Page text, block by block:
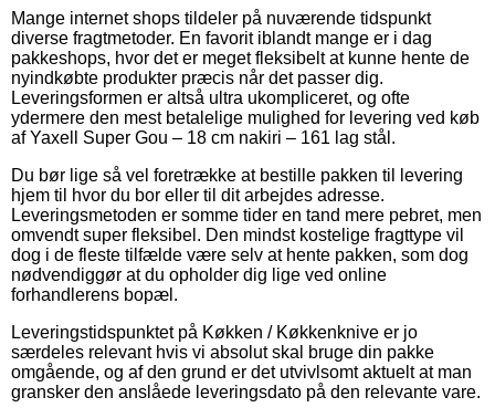
Mange internet shops tildeler på nuværende tidspunkt
diverse fragtmetoder. En favorit iblandt mange er i dag
pakkeshops, hvor det er meget fleksibelt at kunne hente de
nyindkøbte produkter præcis når det passer dig.
Leveringsformen er altså ultra ukompliceret, og ofte
ydermere den mest betalelige mulighed for levering ved køb
af Yaxell Super Gou – 18 cm nakiri – 161 lag stål.
Du bør lige så vel foretrække at bestille pakken til levering
hjem til hvor du bor eller til dit arbejdes adresse.
Leveringsmetoden er somme tider en tand mere pebret, men
omvendt super fleksibel. Den mindst kostelige fragttype vil
dog i de fleste tilfælde være selv at hente pakken, som dog
nødvendiggør at du opholder dig lige ved online
forhandlerens bopæl.
Leveringstidspunktet på Køkken / Køkkenknive er jo
særdeles relevant hvis vi absolut skal bruge din pakke
omgående, og af den grund er det utvivlsomt aktuelt at man
gransker den anslåede leveringsdato på den relevante vare.